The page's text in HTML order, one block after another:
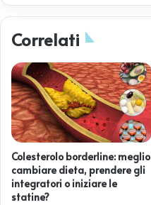
Correlati
Colesterolo borderline: meglio
cambiare dieta, prendere gli
integratori o iniziare le
statine?